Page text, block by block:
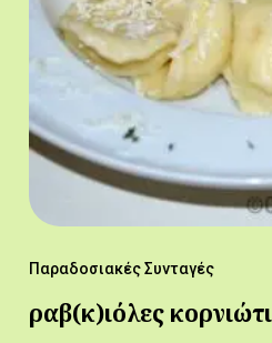
Παραδοσιακές Συνταγές
ραβ(κ)ιόλες